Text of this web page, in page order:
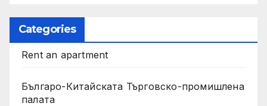
Categories
Rent an apartment
Българо-Китайската Търговско-промишлена
палата